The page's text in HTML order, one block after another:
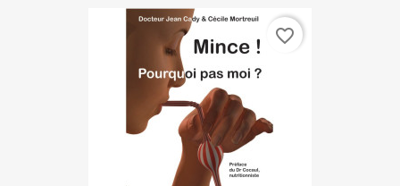
favorite_border